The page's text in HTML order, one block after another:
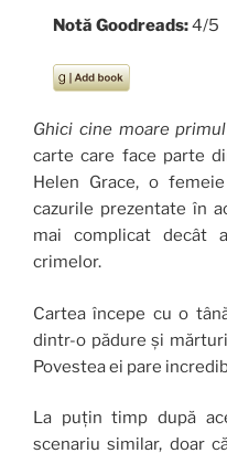
Notă Goodreads:4/5
Ghici cine moare primul
carte care face parte
Helen Grace, o
cazurile prezentate în
mai complicat decât
crimelor.
Cartea începe cu o
dintr-o pădure și
Povestea ei pare
La puțin timp după
scenariu similar, doar